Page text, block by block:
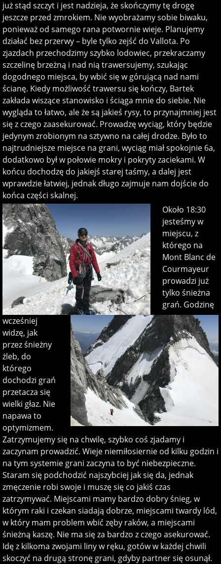
już stąd szczyt i jest nadzieja, że skończymy tę drogę
jeszcze przed zmrokiem. Nie wyobrażamy sobie biwaku,
ponieważ od samego rana potwornie wieje. Planujemy
działać bez przerwy – byle tylko zejść do Vallota. Po
zjazdach przechodzimy szybko lodowiec, przekraczamy
szczelinę brzeżną i nad nią trawersujemy, szukając
dogodnego miejsca, by wbić się w górującą nad nami
ścianę. Kiedy możliwość trawersu się kończy, Bartek
zakłada wiszące stanowisko i ściąga mnie do siebie. Nie
wygląda to łatwo, ale że są jakieś rysy, to przynajmniej jest
się z czego zaasekurować. Prowadzę wyciąg, który będzie
jedynym zrobionym na sztywno na całej drodze. Było to
najtrudniejsze miejsce na grani, wyciąg miał spokojnie 6a,
dodatkowo był w połowie mokry i pokryty zaciekami. W
końcu dochodzę do jakiejś starej taśmy, a dalej jest
wprawdzie łatwiej, jednak długo zajmuje nam dojście do
końca części skalnej.
Około 18:30
jesteśmy w
miejscu, z
którego na
Mont Blanc de
Courmayeur
prowadzi już
tylko śnieżna
grań. Godzinę
wcześniej
widzę, jak
przez śnieżny
żleb, do
którego
dochodzi grań
przetacza się
wielki głaz. Nie
napawa to
optymizmem.
Zatrzymujemy się na chwilę, szybko coś zjadamy i
zaczynam prowadzić. Wieje niemiłosiernie od kilku godzin i
na tym systemie grani zaczyna to być niebezpieczne.
Staram się podchodzić najszybciej jak się da, jednak
zmęczenie robi swoje i muszę się co jakiś czas
zatrzymywać. Miejscami mamy bardzo dobry śnieg, w
którym raki i czekan siadają dobrze, miejscami twardy lód,
w który mam problem wbić zęby raków, a miejscami
śnieżną kaszę. Nie ma się za bardzo z czego asekurować.
Idę z kilkoma zwojami liny w ręku, gotów w każdej chwili
skoczyć na drugą stronę grani, gdyby partner się osunął.